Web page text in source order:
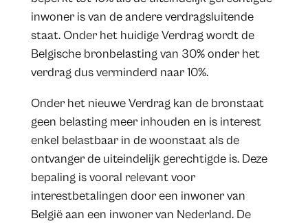
inwoner is van de andere verdragsluitende
staat. Onder het huidige Verdrag wordt de
Belgische bronbelasting van 30% onder het
verdrag dus verminderd naar 10%.
Onder het nieuwe Verdrag kan de bronstaat
geen belasting meer inhouden en is interest
enkel belastbaar in de woonstaat als de
ontvanger de uiteindelijk gerechtigde is. Deze
bepaling is vooral relevant voor
interestbetalingen door een inwoner van
België aan een inwoner van Nederland. De